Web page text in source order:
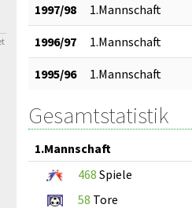
1997/98 1.Mannschaft
1996/97 1.Mannschaft
1995/96 1.Mannschaft
Gesamtstatistik
1.Mannschaft
468 Spiele
58 Tore